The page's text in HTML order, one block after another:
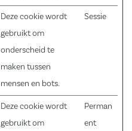
Deze cookie wordt
gebruikt om
onderscheid te
maken tussen
mensen en bots.
Sessie
Deze cookie wordt
gebruikt om
Perman
ent